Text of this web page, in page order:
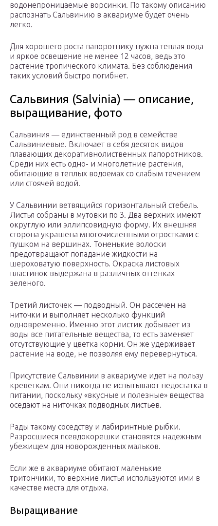
водонепроницаемые ворсинки. По такому описанию
распознать Сальвинию в аквариуме будет очень
легко.
Для хорошего роста папоротнику нужна теплая вода
и яркое освещение не менее 12 часов, ведь это
растение тропического климата. Без соблюдения
таких условий быстро погибнет.
Сальвиния (Salvinia) — описание,
выращивание, фото
Сальвиния ― единственный род в семействе
Сальвиниевые. Включает в себя десяток видов
плавающих декоративнолиственных папоротников.
Среди них есть одно- и многолетние растения,
обитающие в теплых водоемах со слабым течением
или стоячей водой.
У Сальвинии ветвящийся горизонтальный стебель.
Листья собраны в мутовки по 3. Два верхних имеют
округлую или эллипсовидную форму. Их внешняя
сторона украшена многочисленными отростками с
пушком на вершинах. Тоненькие волоски
предотвращают попадание жидкости на
шероховатую поверхность. Окраска листовых
пластинок выдержана в различных оттенках
зеленого.
Третий листочек ― подводный. Он рассечен на
ниточки и выполняет несколько функций
одновременно. Именно этот листик добывает из
воды все питательные вещества, то есть заменяет
отсутствующие у цветка корни. Он же удерживает
растение на воде, не позволяя ему перевернуться.
Присутствие Сальвинии в аквариуме идет на пользу
креветкам. Они никогда не испытывают недостатка в
питании, поскольку «вкусные и полезные» вещества
оседают на ниточках подводных листьев.
Рады такому соседству и лабиринтные рыбки.
Разросшиеся псевдокорешки становятся надежным
убежищем для новорожденных мальков.
Если же в аквариуме обитают маленькие
тритончики, то верхние листья используются ими в
качестве места для отдыха.
Выращивание